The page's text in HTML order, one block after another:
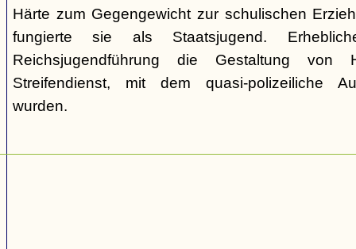
Härte zum Gegengewicht zur schulischen
fungierte sie als Staatsjugend.
Reichsjugendführung die Gestaltung von
Streifendienst, mit dem quasi-polizeiliche
wurden.